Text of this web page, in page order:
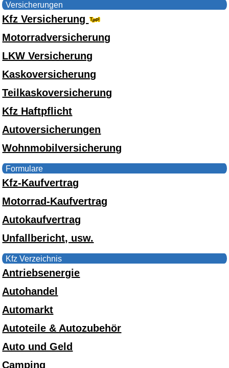
Versicherungen
Kfz Versicherung
Motorradversicherung
LKW Versicherung
Kaskoversicherung
Teilkaskoversicherung
Kfz Haftpflicht
Autoversicherungen
Wohnmobilversicherung
Formulare
Kfz-Kaufvertrag
Motorrad-Kaufvertrag
Autokaufvertrag
Unfallbericht, usw.
Kfz Verzeichnis
Antriebsenergie
Autohandel
Automarkt
Autoteile & Autozubehör
Auto und Geld
Camping